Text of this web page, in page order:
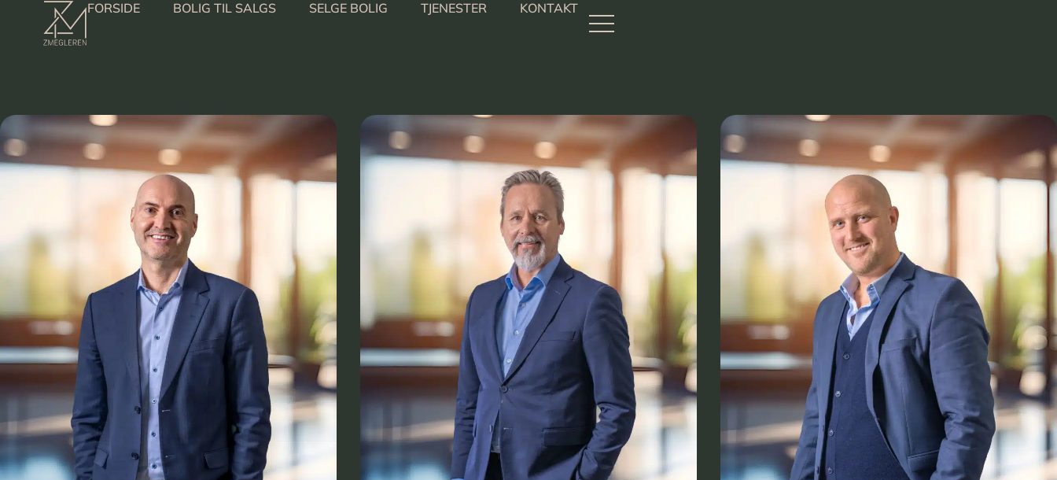
FORSIDE BOLIG TIL SALGS SELGE BOLIG TJENESTER KONTAKT